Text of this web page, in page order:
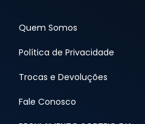
Quem Somos
Política de Privacidade
Trocas e Devoluções
Fale Conosco